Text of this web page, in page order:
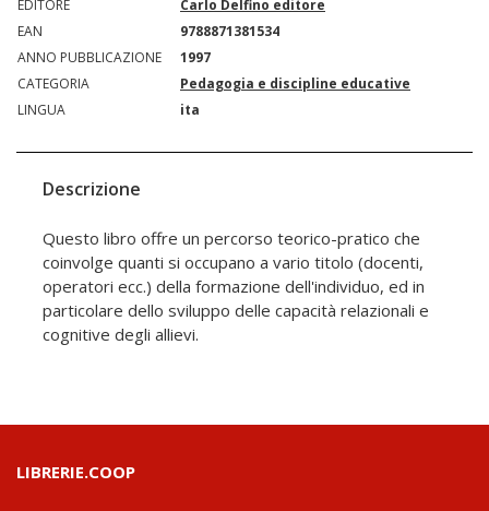
EDITORE
Carlo Delfino editore
EAN
9788871381534
ANNO PUBBLICAZIONE
1997
CATEGORIA
Pedagogia e discipline educative
LINGUA
ita
Descrizione
Questo libro offre un percorso teorico-pratico che
coinvolge quanti si occupano a vario titolo (docenti,
operatori ecc.) della formazione dell'individuo, ed in
particolare dello sviluppo delle capacità relazionali e
cognitive degli allievi.
LIBRERIE.COOP